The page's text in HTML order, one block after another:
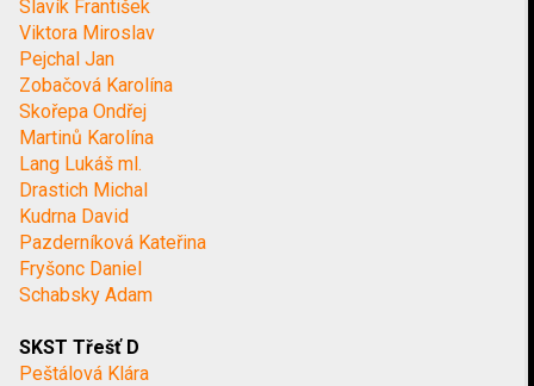
Slavík František
Viktora Miroslav
Pejchal Jan
Zobačová Karolína
Skořepa Ondřej
Martinů Karolína
Lang Lukáš ml.
Drastich Michal
Kudrna David
Pazderníková Kateřina
Fryšonc Daniel
Schabsky Adam
SKST Třešť D
Peštálová Klára